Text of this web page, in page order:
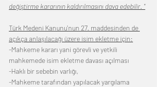
değiştirme kararının kaldırılmasını dava edebilir. "
Türk Medeni Kanunu'nun 27. maddesinden de
açıkça anlaşılacağı üzere isim ekletme için:
-Mahkeme kararı yani görevli ve yetkili
mahkemede isim ekletme davası açılması
-Haklı bir sebebin varlığı,
-Mahkeme tarafından yapılacak yargılama